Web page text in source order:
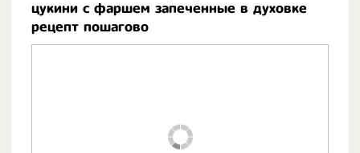
цукини с фаршем запеченные в духовке
рецепт пошагово